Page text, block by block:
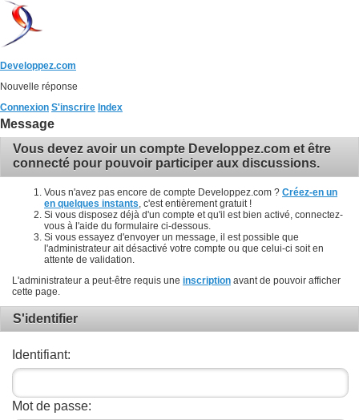
Developpez.com
Nouvelle réponse
Connexion S'inscrire Index
Message
Vous devez avoir un compte Developpez.com et être
connecté pour pouvoir participer aux discussions.
Vous n'avez pas encore de compte Developpez.com ? Créez-en un
en quelques instants , c'est entièrement gratuit !
Si vous disposez déjà d'un compte et qu'il est bien activé, connectez-
vous à l'aide du formulaire ci-dessous.
Si vous essayez d'envoyer un message, il est possible que
l'administrateur ait désactivé votre compte ou que celui-ci soit en
attente de validation.
L'administrateur a peut-être requis une inscription avant de pouvoir afficher
cette page.
S'identifier
Identifiant:
Mot de passe: